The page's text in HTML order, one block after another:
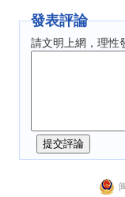
發表評論
請文明上網，理性